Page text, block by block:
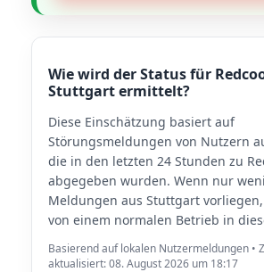
Wie wird der Status für
Stuttgart ermittelt?
Diese Einschätzung basiert auf
Störungsmeldungen von Nutzern
die in den letzten 24 Stunden zu
abgegeben wurden. Wenn nur
Meldungen aus Stuttgart
von einem normalen Betrieb in
Basierend auf lokalen Nutzermeldungen •
aktualisiert: 08. August 2026 um 18:17